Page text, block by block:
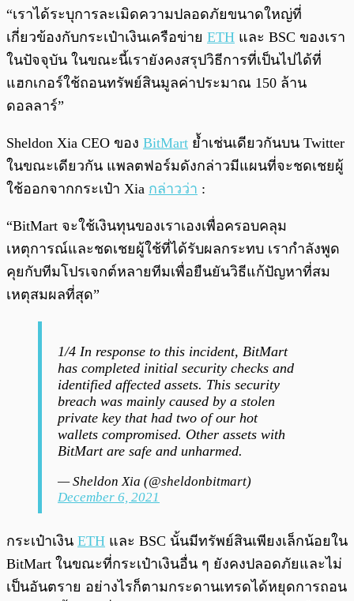
“เราได้ระบุการละเมิดความปลอดภัยขนาดใหญ่ที่
เกี่ยวข้องกับกระเป๋าเงินเครือข่าย ETH และ BSC ของเรา
ในปัจจุบัน ในขณะนี้เรายังคงสรุปวิธีการที่เป็นไปได้ที่
แฮกเกอร์ใช้ถอนทรัพย์สินมูลค่าประมาณ 150 ล้าน
ดอลลาร์”
Sheldon Xia CEO ของ BitMart ย้ำเช่นเดียวกันบน Twitter
ในขณะเดียวกัน แพลตฟอร์มดังกล่าวมีแผนที่จะชดเชยผู้
ใช้ออกจากกระเป๋า Xia กล่าวว่า :
“BitMart จะใช้เงินทุนของเราเองเพื่อครอบคลุม
เหตุการณ์และชดเชยผู้ใช้ที่ได้รับผลกระทบ เรากำลังพูด
คุยกับทีมโปรเจกต์หลายทีมเพื่อยืนยันวิธีแก้ปัญหาที่สม
เหตุสมผลที่สุด”
1/4 In response to this incident, BitMart
has completed initial security checks and
identified affected assets. This security
breach was mainly caused by a stolen
private key that had two of our hot
wallets compromised. Other assets with
BitMart are safe and unharmed.
— Sheldon Xia (@sheldonbitmart)
December 6, 2021
กระเป๋าเงิน ETH และ BSC นั้นมีทรัพย์สินเพียงเล็กน้อยใน
BitMart ในขณะที่กระเป๋าเงินอื่น ๆ ยังคงปลอดภัยและไม่
เป็นอันตราย อย่างไรก็ตามกระดานเทรดได้หยุดการถอน